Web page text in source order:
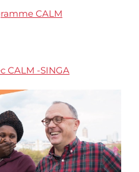
CALM
CALM -SINGA